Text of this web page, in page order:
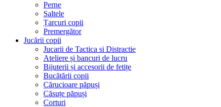
Perne
Saltele
Țarcuri copii
Premergător
Jucării copii
Jucarii de Tactica si Distractie
Ateliere și bancuri de lucru
Bijuterii și accesorii de fetițe
Bucătării copii
Cărucioare păpuși
Căsuțe păpuși
Corturi